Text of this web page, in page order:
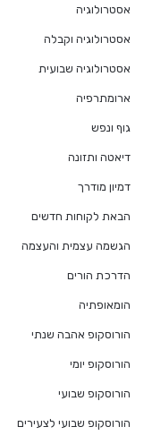
אסטרולוגיה
אסטרולוגיה וקבלה
אסטרולוגיה שבועית
ארומתרפיה
גוף ונפש
דיאטה ותזונה
דמיון מודרך
הבאת לקוחות חדשים
הגשמה עצמית והעצמה
הדרכת הורים
הומאופתיה
הורוסקופ אהבה שנתי
הורוסקופ יומי
הורוסקופ שבועי
הורוסקופ שבועי לצעירים